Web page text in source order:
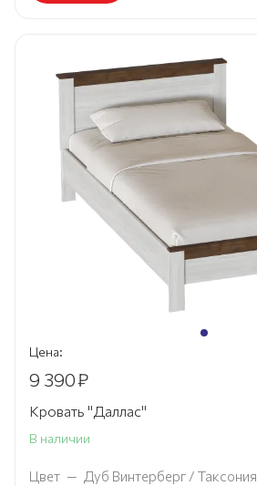
Цена:
9 390₽
Кровать "Даллас"
В наличии
Цвет — Дуб Винтерберг / Таксония